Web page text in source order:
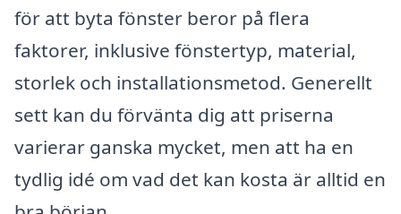
för att byta fönster beror på flera
faktorer, inklusive fönstertyp, material,
storlek och installationsmetod. Generellt
sett kan du förvänta dig att priserna
varierar ganska mycket, men att ha en
tydlig idé om vad det kan kosta är alltid en